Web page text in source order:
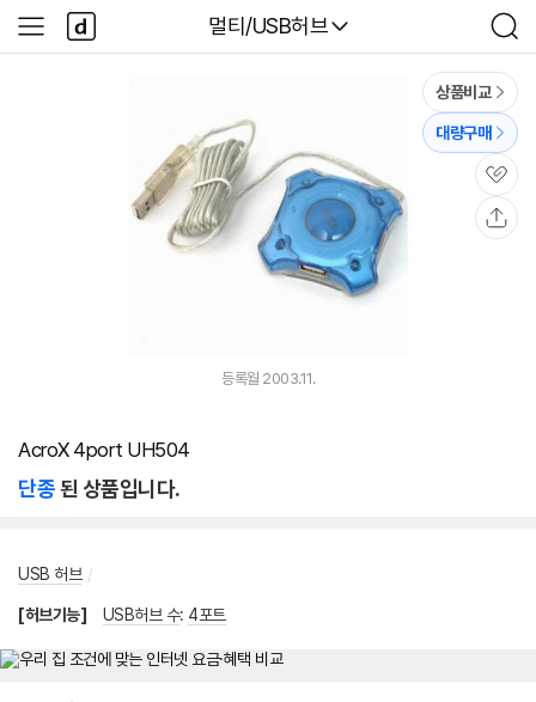
다나와
멀티/USB허브
검
색
사
이
다
나
와
상품비교
대량구매
관
심
등록월 2003.11.
AcroX 4port UH504
단종된 상품입니다.
USB 허브 /
[허브기능] USB허브 수: 4포트